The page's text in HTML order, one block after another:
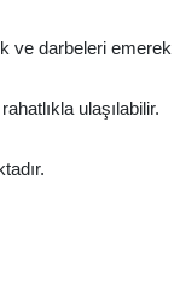
ve darbeleri emerek
ulaşılabilir.